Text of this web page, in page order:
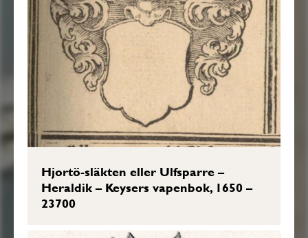
Hjortö-släkten eller Ulfsparre –
Heraldik – Keysers vapenbok, 1650 –
23700